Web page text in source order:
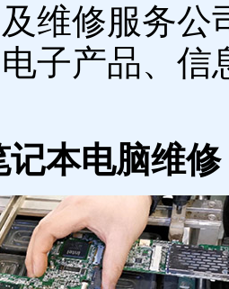
维修服务公
子产品、信
记本电脑维修